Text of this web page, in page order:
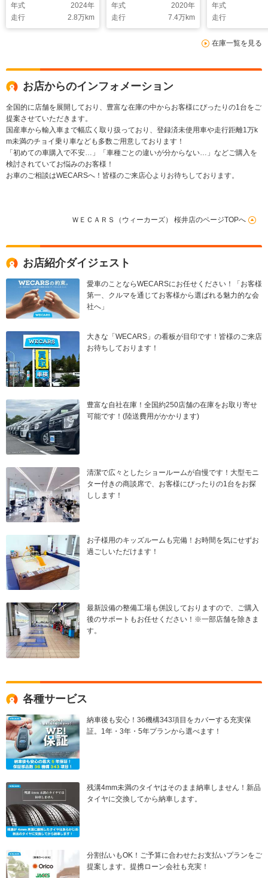
ー/車線逸脱防止支援
システム/シート ハー
フレザー/電動バック
年式
2024年
走行
2.8万km
バッグ 助手席/パワー
ウインドウ/キーレス
エントリー/パワース
年式
2020年
走行
7.4万km
止支援システ
イブレコーダ
ヘッドランプ
LED/
年式
走行
在庫一覧を見る
お店からのインフォメーション
全国的に店舗を展開しており、豊富な在庫の中からお客様にぴったりの1台をご
提案させていただきます。
国産車から輸入車まで幅広く取り扱っており、登録済未使用車や走行距離1万k
m未満のチョイ乗り車なども多数ご用意しております！
「初めての車購入で不安…」「車種ごとの違いが分からない…」などご購入を
検討されていてお悩みのお客様！
お車のご相談はWECARSへ！皆様のご来店心よりお待ちしております。
ＷＥＣＡＲＳ（ウィーカーズ） 桜井店のページTOPへ
お店紹介ダイジェスト
愛車のことならWECARSにお任せください！「お客様
第一、クルマを通じてお客様から選ばれる魅力的な会
社へ」
大きな「WECARS」の看板が目印です！皆様のご来店
お待ちしております！
豊富な自社在庫！全国約250店舗の在庫をお取り寄せ
可能です！(陸送費用がかかります)
清潔で広々としたショールームが自慢です！大型モニ
ター付きの商談席で、お客様にぴったりの1台をお探
しします！
お子様用のキッズルームも完備！お時間を気にせずお
過ごしいただけます！
最新設備の整備工場も併設しておりますので、ご購入
後のサポートもお任せください！※一部店舗を除きま
す。
各種サービス
納車後も安心！36機構343項目をカバーする充実保
証。1年・3年・5年プランから選べます！
残溝4mm未満のタイヤはそのまま納車しません！新品
タイヤに交換してから納車します。
分割払いもOK！ご予算に合わせたお支払いプランをご
提案します。提携ローン会社も充実！